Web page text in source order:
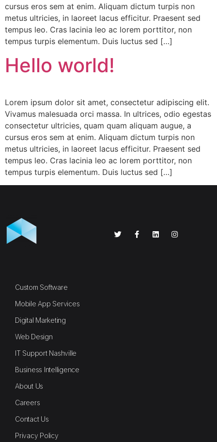
cursus eros sem at enim. Aliquam dictum turpis non
metus ultricies, in laoreet lacus efficitur. Praesent sed
tempus leo. Cras lacinia leo ac lorem porttitor, non
tempus turpis elementum. Duis luctus sed […]
Hello world!
Lorem ipsum dolor sit amet, consectetur adipiscing elit.
Vivamus malesuada orci massa. In ultrices, odio egestas
consectetur ultricies, quam quam aliquam augue, a
cursus eros sem at enim. Aliquam dictum turpis non
metus ultricies, in laoreet lacus efficitur. Praesent sed
tempus leo. Cras lacinia leo ac lorem porttitor, non
tempus turpis elementum. Duis luctus sed […]
Custom Software
Mobile App Services
Digital Marketing
Web Design
IT Support Nashville
Business Intelligence
About Us
Careers
Contact Us
Privacy Policy